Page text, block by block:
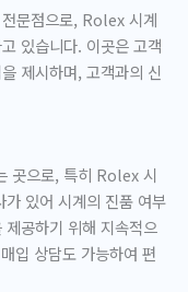
문점으로, Rolex 시계
있습니다. 이곳은 고객
제시하며, 고객과의 신
곳으로, 특히 Rolex 시
있어 시계의 진품 여부
공하기 위해 지속적으
입 상담도 가능하여 편